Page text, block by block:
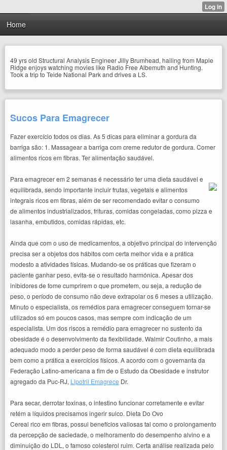
Home
49 yrs old Structural Analysis Engineer Jilly Brumhead, hailing from Maple
Ridge enjoys watching movies like Radio Free Albemuth and Hunting.
Took a trip to Teide National Park and drives a LS.
Sucos Para Emagrecer
Fazer exercício todos os dias. As 5 dicas para eliminar a gordura da
barriga são: 1. Massagear a barriga com creme redutor de gordura. Comer
alimentos ricos em fibras. Ter alimentação saudável.
Para emagrecer em 2 semanas é necessário ter uma dieta saudável e
equilibrada, sendo importante incluir frutas, vegetais e alimentos
integrais ricos em fibras, além de ser recomendado evitar o consumo
de alimentos industrializados, frituras, comidas congeladas, como pizza e
lasanha, embutidos, comidas rápidas, etc.
Ainda que com o uso de medicamentos, a objetivo principal do intervenção
precisa ser a objetos dos hábitos com certa melhor vida e a prática
modesto a atividades físicas. Mudando-se os práticas que fizeram o
paciente ganhar peso, evita-se o resultado harmónica. Apesar dos
inibidores de fome cumprirem o que prometem, ou seja, a redução de
peso, o período de consumo não deve extrapolar os 6 meses a utilização.
Minuto o especialista, os remédios para emagrecer conseguem tornar-se
utilizados só em poucos casos, mas sempre com indicação de um
especialista. Um dos riscos a remédio para emagrecer no sustento da
obesidade é o desenvolvimento da flexibilidade. Walmir Coutinho, a mais
adequado modo a perder peso de forma saudável é com dieta equilibrada
bem como a prática a exercícios físicos. A acordo com o governanta da
Federação Latino-americana a fim de o Estudo da Obesidade e instrutor
agregado da Puc-RJ, Lipotril Emagrece Dr.
Para secar, derrotar toxinas, o intestino funcionar corretamente e evitar
retém a líquidos precisamos ingerir sulco. Dieta Do Ovo
Cereal rico em fibras, possui benefícios valiosas tal como o prolongamento
da percepção de saciedade, o melhoramento do desempenho alvino e a
diminuição do LDL, o famoso colesterol ruim. Certa análise realizada pelo